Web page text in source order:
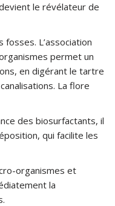
le révélateur de
L’association
permet un
en digérant le tartre
La flore
des biosurfactants, il
qui facilite les
organismes et
la